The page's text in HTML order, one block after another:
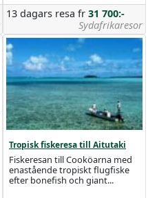
13 dagars resa fr 31 700:-
Sydafrikaresor
Tropisk fiskeresa till Aitutaki
Fiskeresan till Cooköarna med
enastående tropiskt flugfiske
efter bonefish och giant...